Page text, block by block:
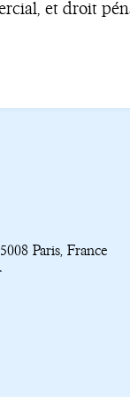
et droit
Paris, France